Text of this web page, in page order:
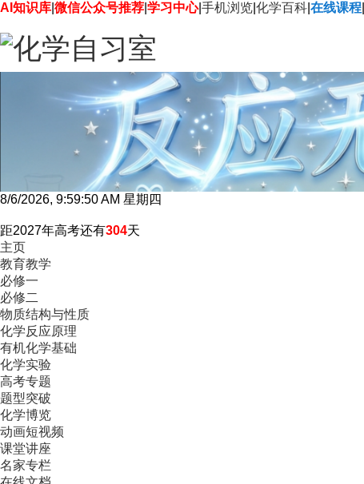
AI知识库 微信公众号推荐 学习中心|手机浏览 化学百科 在线课程
8/6/2026, 9:59:51 AM 星期四
距2027年高考还有304天
主页
教育教学
必修一
必修二
物质结构与性质
化学反应原理
有机化学基础
化学实验
高考专题
题型突破
化学博览
动画短视频
课堂讲座
名家专栏